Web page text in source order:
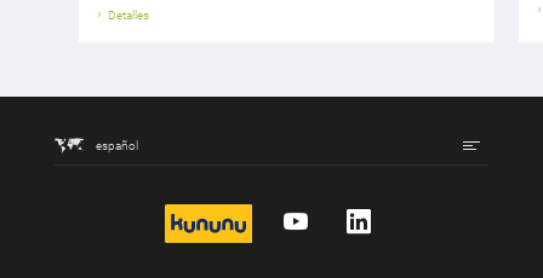
Detalles
español
kununu YouTubeLinkedIn